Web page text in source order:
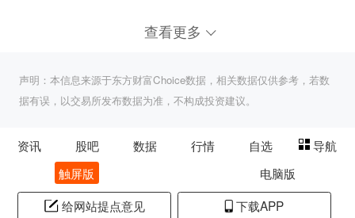
查看更多
声明：本信息来源于东方财富Choice数据，相关数据仅供参考，若数
据有误，以交易所发布数据为准，不构成投资建议。
资讯 股吧 数据 行情 自选
导航
触屏版
电脑版
给网站提点意见
下载APP